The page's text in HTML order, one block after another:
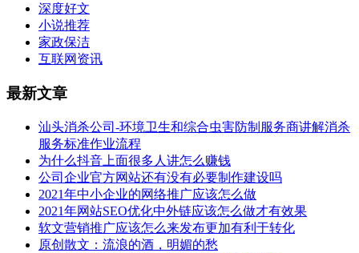
深度好文
小说推荐
家政保洁
互联网资讯
最新文章
汕头消杀公司-环境卫生和综合虫害防制服务商讲解消杀
服务标准作业流程
为什么抖音上面很多人讲怎么赚钱
公司企业官方网站还有没有必要制作建设吗
2021年中小企业的网络推广应该怎么做
2021年网站SEO优化中外链应该怎么做才有效果
软文营销推广应该怎么来发布更加有利于转化
原创散文：流浪的酒，明媚的愁